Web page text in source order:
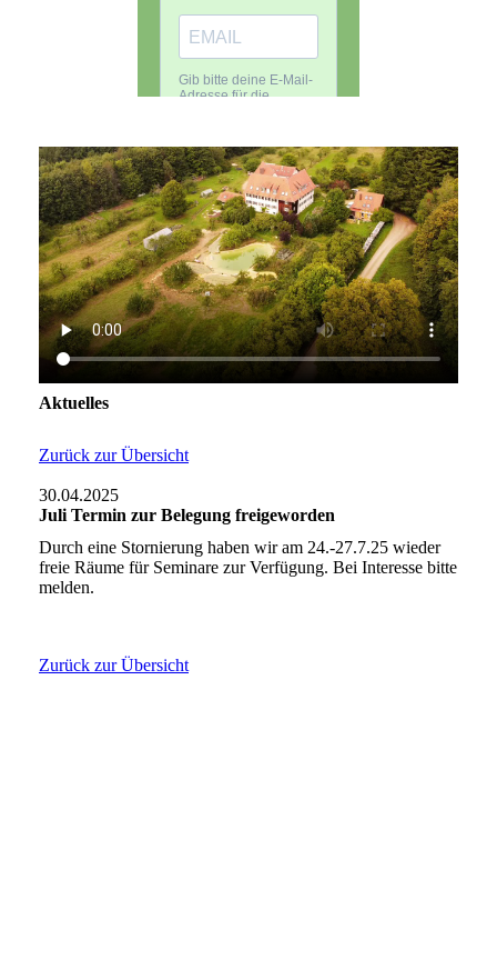
Aktuelles
Zurück zur Übersicht
30.04.2025
Juli Termin zur Belegung freigeworden
Durch eine Stornierung haben wir am 24.-27.7.25 wieder
freie Räume für Seminare zur Verfügung. Bei Interesse bitte
melden.
Zurück zur Übersicht